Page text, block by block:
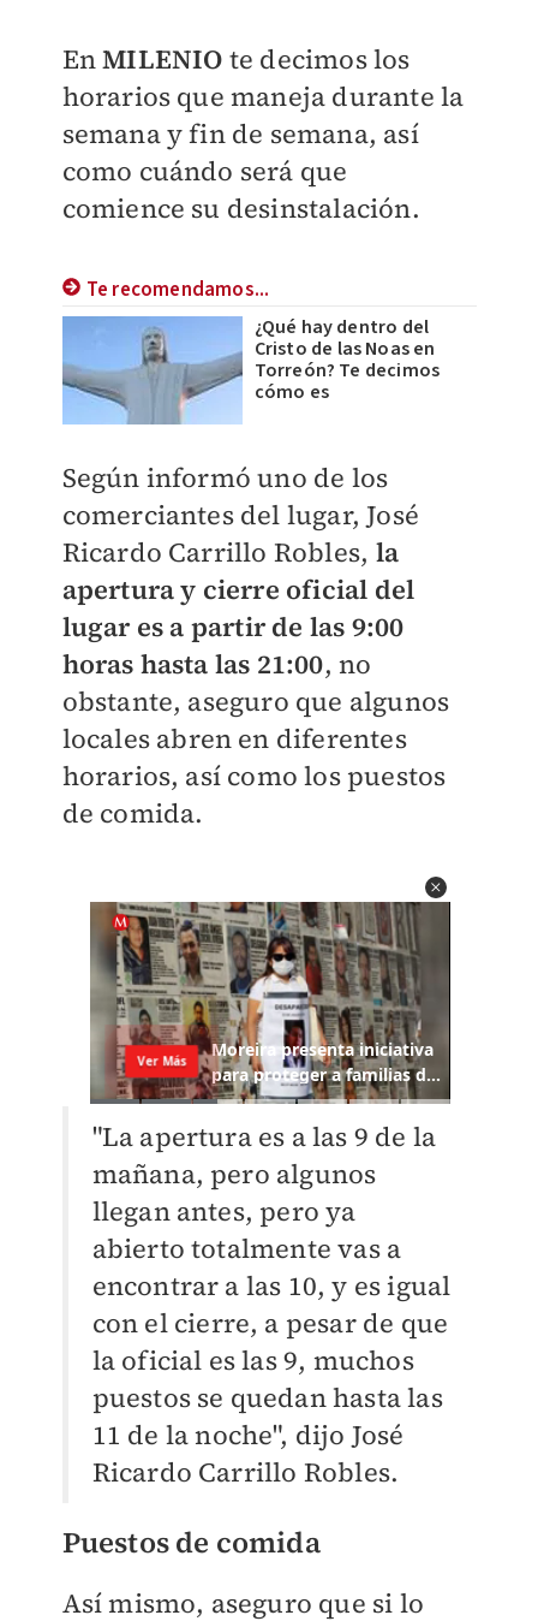
EnMILENIO te decimos los
horarios que maneja durante la
semana y fin de semana, así
como cuándo será que
comience su desinstalación.
Te recomendamos...
¿Qué hay dentro del
Cristo de las Noas en
Torreón? Te decimos
cómo es
Según informó uno de los
comerciantes del lugar, José
Ricardo Carrillo Robles, la
apertura y cierre oficial del
lugar es a partir de las 9:00
horas hasta las 21:00, no
obstante, aseguro que algunos
locales abren en diferentes
horarios, así como los puestos
de comida.
"La apertura es a las 9 de la
mañana, pero algunos
llegan antes, pero ya
abierto totalmente vas a
encontrar a las 10, y es igual
con el cierre, a pesar de que
la oficial es las 9, muchos
puestos se quedan hasta las
11 de la noche", dijo José
Ricardo Carrillo Robles.
Puestos de comida
Así mismo, aseguro que si lo